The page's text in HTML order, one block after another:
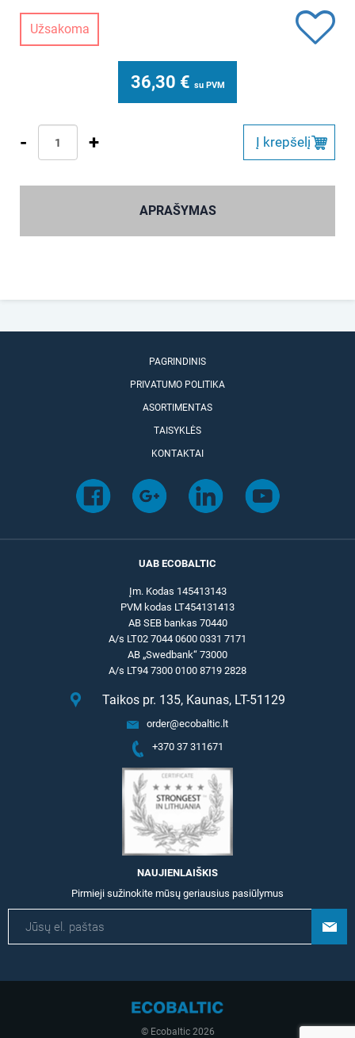
Užsakoma
36,30 € su PVM
- + Į krepšelį
APRAŠYMAS
PAGRINDINIS
PRIVATUMO POLITIKA
ASORTIMENTAS
TAISYKLĖS
KONTAKTAI
UAB ECOBALTIC
Įm. Kodas 145413143
PVM kodas LT454131413
AB SEB bankas 70440
A/s LT02 7044 0600 0331 7171
AB „Swedbank“ 73000
A/s LT94 7300 0100 8719 2828
Taikos pr. 135, Kaunas, LT-51129
order@ecobaltic.lt
+370 37 311671
NAUJIENLAIŠKIS
Pirmieji sužinokite mūsų geriausius pasiūlymus
© Ecobaltic 2026